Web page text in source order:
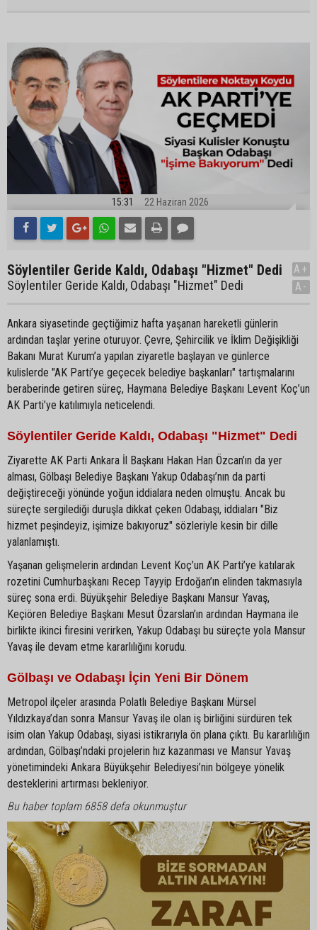
15:31 22 Haziran 2026
Söylentiler Geride Kaldı, Odabaşı "Hizmet" Dedi
Söylentiler Geride Kaldı, Odabaşı "Hizmet" Dedi
A+
A-
Ankara siyasetinde geçtiğimiz hafta yaşanan hareketli günlerin
ardından taşlar yerine oturuyor. Çevre, Şehircilik ve İklim Değişikliği
Bakanı Murat Kurum’a yapılan ziyaretle başlayan ve günlerce
kulislerde "AK Parti’ye geçecek belediye başkanları" tartışmalarını
beraberinde getiren süreç, Haymana Belediye Başkanı Levent Koç’un
AK Parti’ye katılımıyla neticelendi.
Söylentiler Geride Kaldı, Odabaşı "Hizmet" Dedi
Ziyarette AK Parti Ankara İl Başkanı Hakan Han Özcan’ın da yer
alması, Gölbaşı Belediye Başkanı Yakup Odabaşı’nın da parti
değiştireceği yönünde yoğun iddialara neden olmuştu. Ancak bu
süreçte sergilediği duruşla dikkat çeken Odabaşı, iddiaları "Biz
hizmet peşindeyiz, işimize bakıyoruz" sözleriyle kesin bir dille
yalanlamıştı.
Yaşanan gelişmelerin ardından Levent Koç’un AK Parti’ye katılarak
rozetini Cumhurbaşkanı Recep Tayyip Erdoğan’ın elinden takmasıyla
süreç sona erdi. Büyükşehir Belediye Başkanı Mansur Yavaş,
Keçiören Belediye Başkanı Mesut Özarslan’ın ardından Haymana ile
birlikte ikinci firesini verirken, Yakup Odabaşı bu süreçte yola Mansur
Yavaş ile devam etme kararlılığını korudu.
Gölbaşı ve Odabaşı İçin Yeni Bir Dönem
Metropol ilçeler arasında Polatlı Belediye Başkanı Mürsel
Yıldızkaya’dan sonra Mansur Yavaş ile olan iş birliğini sürdüren tek
isim olan Yakup Odabaşı, siyasi istikrarıyla ön plana çıktı. Bu kararlılığın
ardından, Gölbaşı’ndaki projelerin hız kazanması ve Mansur Yavaş
yönetimindeki Ankara Büyükşehir Belediyesi’nin bölgeye yönelik
desteklerini artırması bekleniyor.
Bu haber toplam 6858 defa okunmuştur